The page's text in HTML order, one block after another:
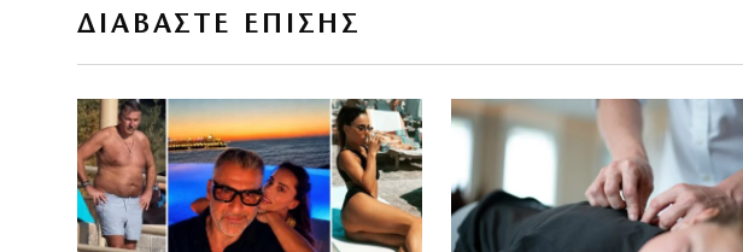
ΔΙΑΒΑΣΤΕ ΕΠΙΣΗΣ